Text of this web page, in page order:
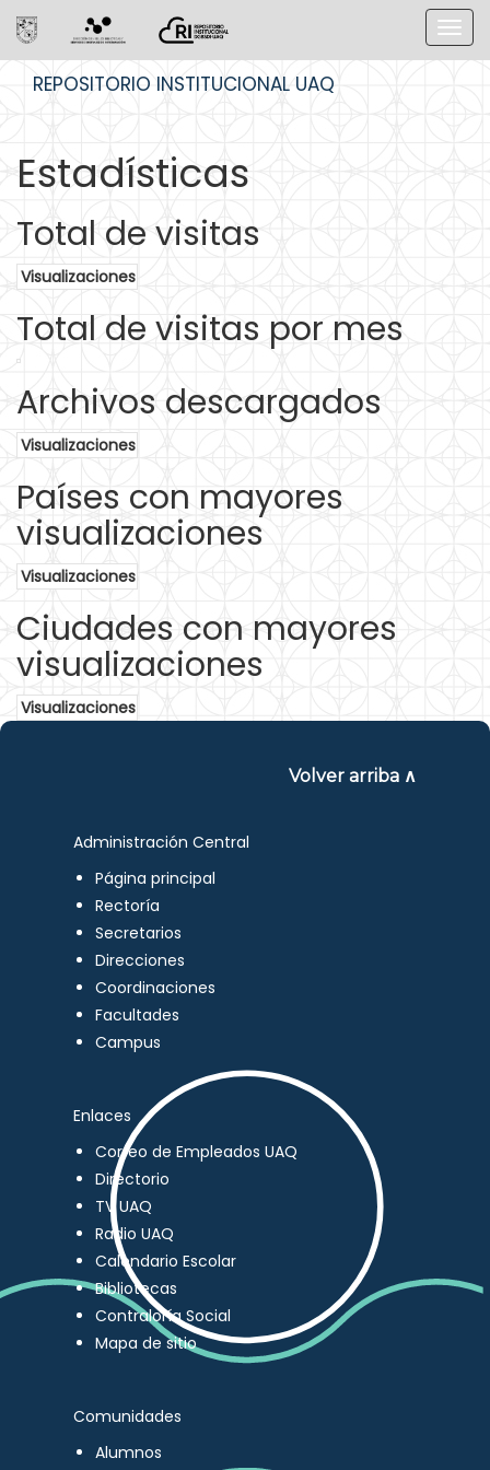
REPOSITORIO INSTITUCIONAL UAQ
Estadísticas
Total de visitas
Visualizaciones
Total de visitas por mes
Archivos descargados
Visualizaciones
Países con mayores
visualizaciones
Visualizaciones
Ciudades con mayores
visualizaciones
Visualizaciones
Volver arriba ∧
Administración Central
Página principal
Rectoría
Secretarios
Direcciones
Coordinaciones
Facultades
Campus
Enlaces
Correo de Empleados UAQ
Directorio
TV UAQ
Radio UAQ
Calendario Escolar
Bibliotecas
Contraloría Social
Mapa de sitio
Comunidades
Alumnos